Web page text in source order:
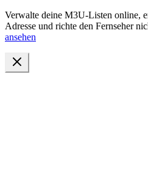
Verwalte deine M3U-Listen online,
Adresse und richte den Fernseher
ansehen